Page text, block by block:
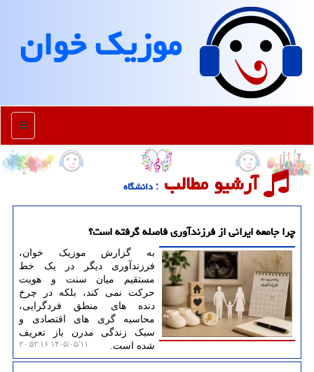
موزیك خوان
منو
آرشیو مطالب : دانشگاه
چرا جامعه ایرانی از فرزندآوری فاصله گرفته است؟
به گزارش موزیک خوان،
فرزندآوری دیگر در یک خط
مستقیم میان سنت و هویت
حرکت نمی کند، بلکه در چرخ
دنده های منطق فردگرایی،
محاسبه گری های اقتصادی و
سبک زندگی مدرن باز تعریف
شده است.
۱۴۰۵/۰۵/۱۱ ۲۰:۵۲:۱۶